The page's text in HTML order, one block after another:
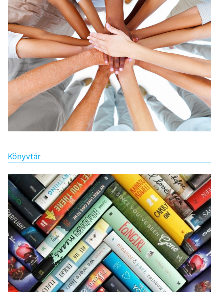
Könyvtár